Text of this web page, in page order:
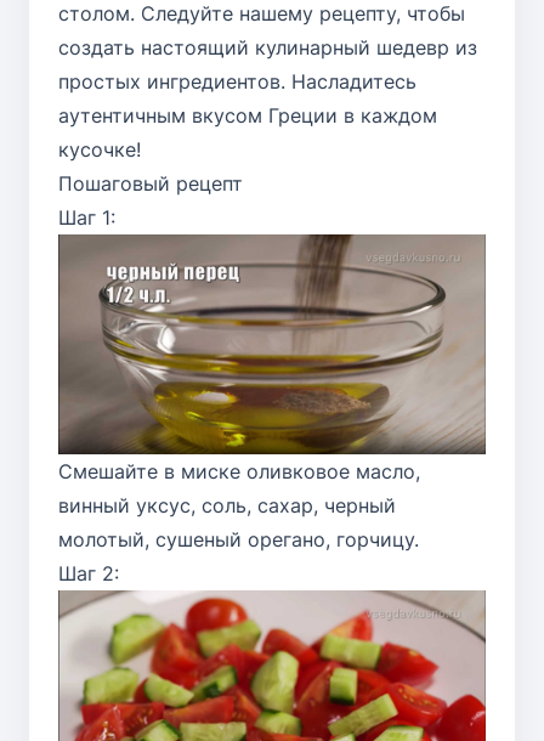
столом. Следуйте нашему рецепту, чтобы
создать настоящий кулинарный шедевр из
простых ингредиентов. Насладитесь
аутентичным вкусом Греции в каждом
кусочке!
Пошаговый рецепт
Шаг 1:
Смешайте в миске оливковое масло,
винный уксус, соль, сахар, черный
молотый, сушеный орегано, горчицу.
Шаг 2: